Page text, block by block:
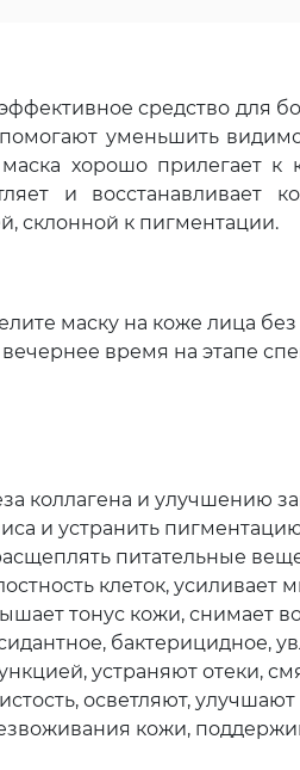
средство для
уменьшить
хорошо прилегает к
и
склонной к пигментации.
маску на коже лица
время на этапе
коллагена и улучшению
и устранить
питательные
клеток,
тонус кожи, снимает
бактерицидное,
устраняют отеки,
осветляют, улучшают
кожи,